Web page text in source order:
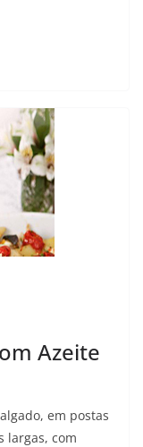
Azeite
em postas
largas, com